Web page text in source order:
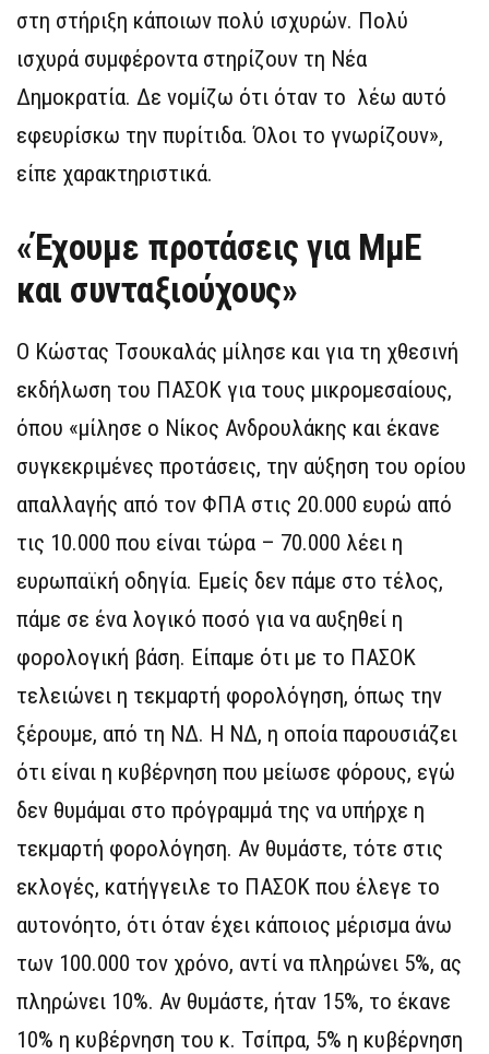
στη στήριξη κάποιων πολύ ισχυρών. Πολύ
ισχυρά συμφέροντα στηρίζουν τη Νέα
Δημοκρατία. Δε νομίζω ότι όταν το λέω αυτό
εφευρίσκω την πυρίτιδα. Όλοι το γνωρίζουν»,
είπε χαρακτηριστικά.
«Έχουμε προτάσεις για ΜμΕ
και συνταξιούχους»
Ο Κώστας Τσουκαλάς μίλησε και για τη χθεσινή
εκδήλωση του ΠΑΣΟΚ για τους μικρομεσαίους,
όπου «μίλησε ο Νίκος Ανδρουλάκης και έκανε
συγκεκριμένες προτάσεις, την αύξηση του ορίου
απαλλαγής από τον ΦΠΑ στις 20.000 ευρώ από
τις 10.000 που είναι τώρα – 70.000 λέει η
ευρωπαϊκή οδηγία. Εμείς δεν πάμε στο τέλος,
πάμε σε ένα λογικό ποσό για να αυξηθεί η
φορολογική βάση. Είπαμε ότι με το ΠΑΣΟΚ
τελειώνει η τεκμαρτή φορολόγηση, όπως την
ξέρουμε, από τη ΝΔ. Η ΝΔ, η οποία παρουσιάζει
ότι είναι η κυβέρνηση που μείωσε φόρους, εγώ
δεν θυμάμαι στο πρόγραμμά της να υπήρχε η
τεκμαρτή φορολόγηση. Αν θυμάστε, τότε στις
εκλογές, κατήγγειλε το ΠΑΣΟΚ που έλεγε το
αυτονόητο, ότι όταν έχει κάποιος μέρισμα άνω
των 100.000 τον χρόνο, αντί να πληρώνει 5%, ας
πληρώνει 10%. Αν θυμάστε, ήταν 15%, το έκανε
10% η κυβέρνηση του κ. Τσίπρα, 5% η κυβέρνηση